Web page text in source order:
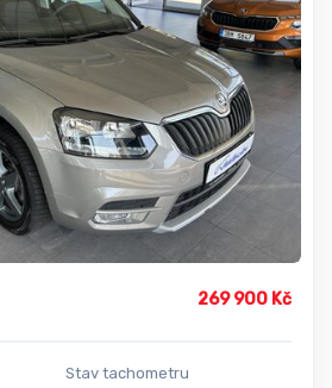
269 900 Kč
Stav tachometru